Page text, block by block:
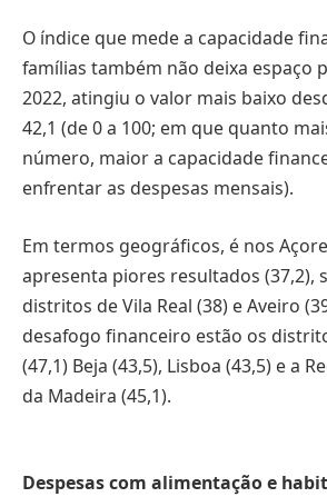
O índice que mede a capacidade
famílias também não deixa espaço
2022, atingiu o valor mais baixo
42,1 (de 0 a 100; em que quanto
número, maior a capacidade
enfrentar as despesas mensais).
Em termos geográficos, é nos
apresenta piores resultados (37,2),
distritos de Vila Real (38) e Aveiro
desafogo financeiro estão os
(47,1) Beja (43,5), Lisboa (43,5) e a
da Madeira (45,1).
Despesas com alimentação e